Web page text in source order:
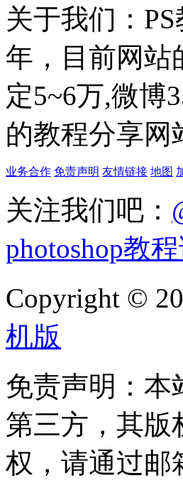
关于我们：
年，目前网站
定5~6万,微博
的教程分享网
业务合作 免责声明 友情链接 地图
关注我们吧：
photoshop教
Copyright ©
机版
免责声明：本
第三方，其版
权，请通过邮